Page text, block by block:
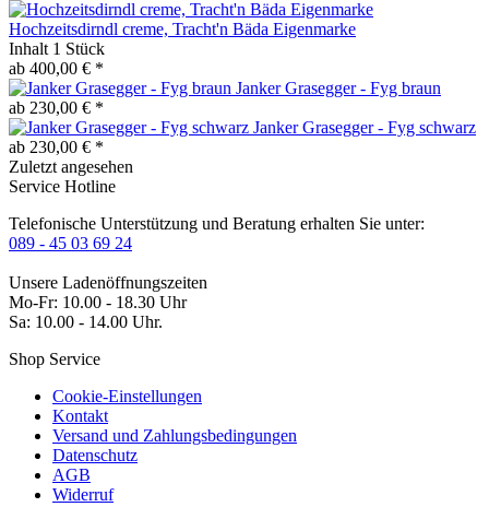
Hochzeitsdirndl creme, Tracht'n Bäda Eigenmarke
Inhalt 1 Stück
ab 400,00 € *
Janker Grasegger - Fyg braun
ab 230,00 € *
Janker Grasegger - Fyg schwarz
ab 230,00 € *
Zuletzt angesehen
Service Hotline
Telefonische Unterstützung und Beratung erhalten Sie unter:
089 - 45 03 69 24
Unsere Ladenöffnungszeiten
Mo-Fr: 10.00 - 18.30 Uhr
Sa: 10.00 - 14.00 Uhr.
Shop Service
Cookie-Einstellungen
Kontakt
Versand und Zahlungsbedingungen
Datenschutz
AGB
Widerruf